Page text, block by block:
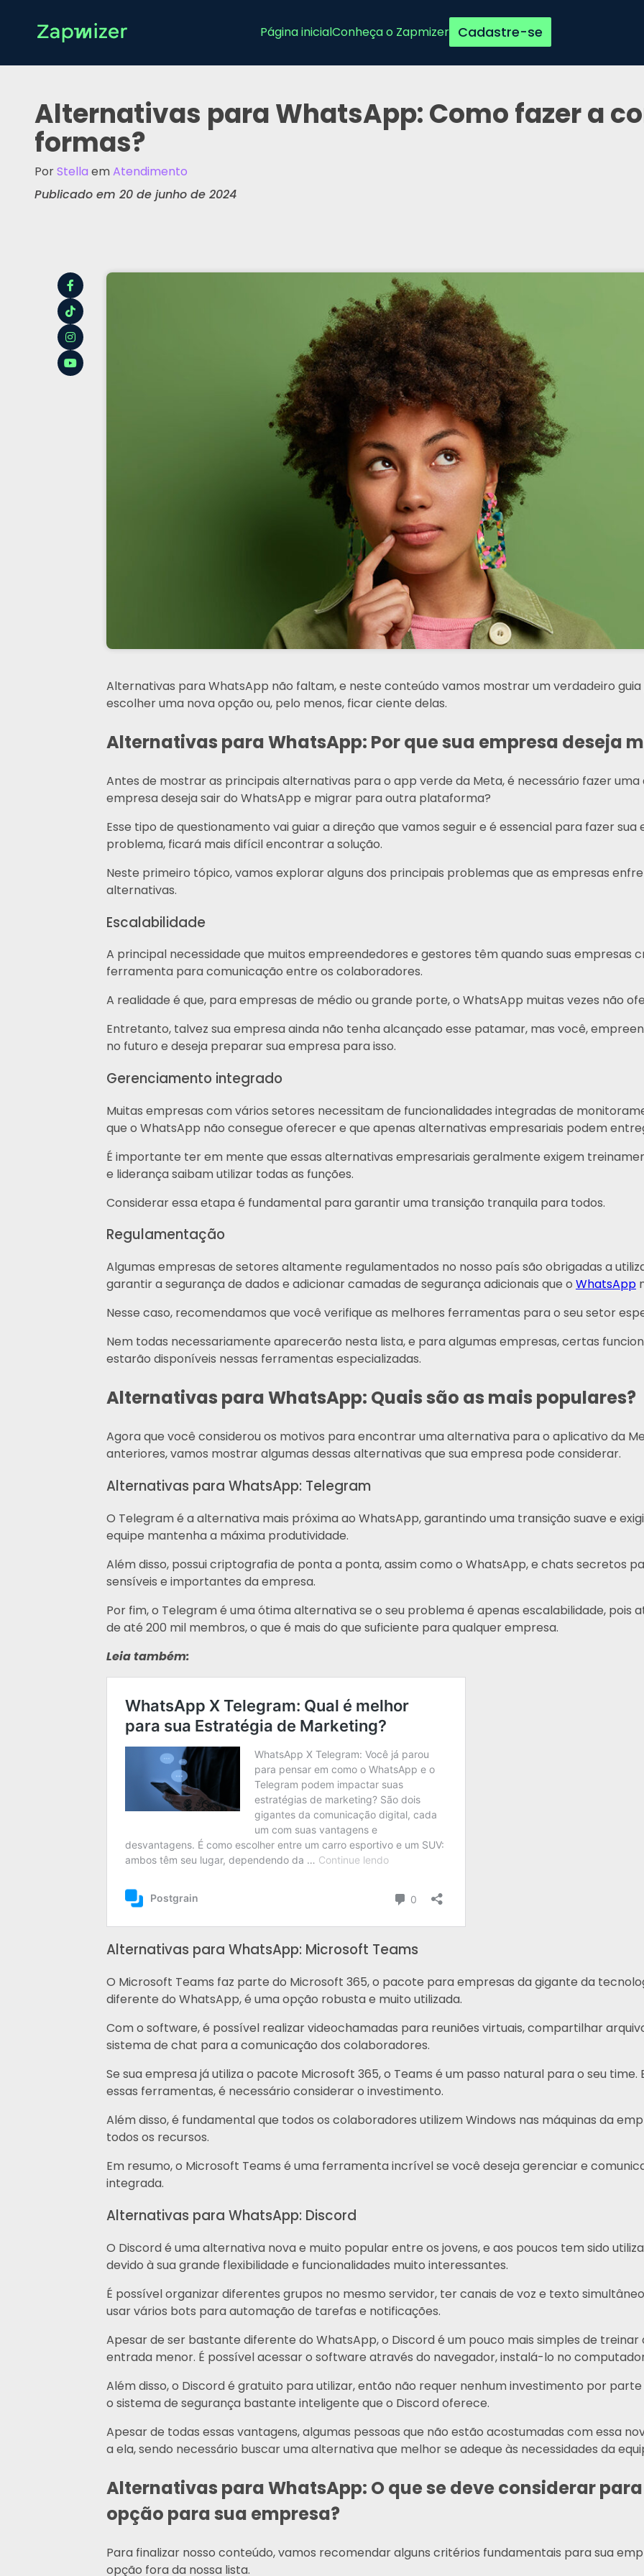
Página inicialConheça o Zapmizer Cadastre-se
Alternativas para WhatsApp: Como fazer a
formas?
PorStella emAtendimento
Publicado em 20 de junho de 2024
Alternativas para WhatsApp não faltam, e neste conteúdo vamos mostrar um verdadeiro
escolher uma nova opção ou, pelo menos, ficar ciente delas.
Alternativas para WhatsApp: Por que sua empresa deseja
Antes de mostrar as principais alternativas para o app verde da Meta, é necessário fazer
empresa deseja sair do WhatsApp e migrar para outra plataforma?
Esse tipo de questionamento vai guiar a direção que vamos seguir e é essencial para fazer
problema, ficará mais difícil encontrar a solução.
Neste primeiro tópico, vamos explorar alguns dos principais problemas que as empresas
alternativas.
Escalabilidade
A principal necessidade que muitos empreendedores e gestores têm quando suas empresas
ferramenta para comunicação entre os colaboradores.
A realidade é que, para empresas de médio ou grande porte, o WhatsApp muitas vezes não
Entretanto, talvez sua empresa ainda não tenha alcançado esse patamar, mas você,
no futuro e deseja preparar sua empresa para isso.
Gerenciamento integrado
Muitas empresas com vários setores necessitam de funcionalidades integradas de
que o WhatsApp não consegue oferecer e que apenas alternativas empresariais podem
É importante ter em mente que essas alternativas empresariais geralmente exigem
e liderança saibam utilizar todas as funções.
Considerar essa etapa é fundamental para garantir uma transição tranquila para todos.
Regulamentação
Algumas empresas de setores altamente regulamentados no nosso país são obrigadas a
garantir a segurança de dados e adicionar camadas de segurança adicionais que o WhatsApp
Nesse caso, recomendamos que você verifique as melhores ferramentas para o seu setor
Nem todas necessariamente aparecerão nesta lista, e para algumas empresas, certas
estarão disponíveis nessas ferramentas especializadas.
Alternativas para WhatsApp: Quais são as mais populares?
Agora que você considerou os motivos para encontrar uma alternativa para o aplicativo da
anteriores, vamos mostrar algumas dessas alternativas que sua empresa pode considerar.
Alternativas para WhatsApp: Telegram
O Telegram é a alternativa mais próxima ao WhatsApp, garantindo uma transição suave e
equipe mantenha a máxima produtividade.
Além disso, possui criptografia de ponta a ponta, assim como o WhatsApp, e chats secretos
sensíveis e importantes da empresa.
Por fim, o Telegram é uma ótima alternativa se o seu problema é apenas escalabilidade, pois
de até 200 mil membros, o que é mais do que suficiente para qualquer empresa.
Leia também:
Alternativas para WhatsApp: Microsoft Teams
O Microsoft Teams faz parte do Microsoft 365, o pacote para empresas da gigante da
diferente do WhatsApp, é uma opção robusta e muito utilizada.
Com o software, é possível realizar videochamadas para reuniões virtuais, compartilhar
sistema de chat para a comunicação dos colaboradores.
Se sua empresa já utiliza o pacote Microsoft 365, o Teams é um passo natural para o seu
essas ferramentas, é necessário considerar o investimento.
Além disso, é fundamental que todos os colaboradores utilizem Windows nas máquinas da
todos os recursos.
Em resumo, o Microsoft Teams é uma ferramenta incrível se você deseja gerenciar e
integrada.
Alternativas para WhatsApp: Discord
O Discord é uma alternativa nova e muito popular entre os jovens, e aos poucos tem sido
devido à sua grande flexibilidade e funcionalidades muito interessantes.
É possível organizar diferentes grupos no mesmo servidor, ter canais de voz e texto
usar vários bots para automação de tarefas e notificações.
Apesar de ser bastante diferente do WhatsApp, o Discord é um pouco mais simples de treinar
entrada menor. É possível acessar o software através do navegador, instalá-lo no
Além disso, o Discord é gratuito para utilizar, então não requer nenhum investimento por
o sistema de segurança bastante inteligente que o Discord oferece.
Apesar de todas essas vantagens, algumas pessoas que não estão acostumadas com essa
a ela, sendo necessário buscar uma alternativa que melhor se adeque às necessidades da
Alternativas para WhatsApp: O que se deve considerar
opção para sua empresa?
Para finalizar nosso conteúdo, vamos recomendar alguns critérios fundamentais para sua
opção fora da nossa lista.